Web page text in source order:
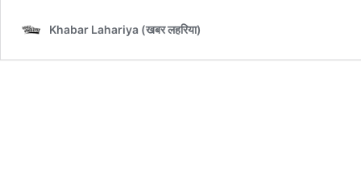
Khabar Lahariya (खबर लहरिया)